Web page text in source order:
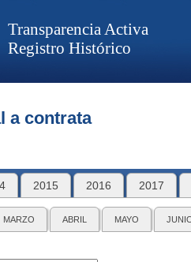
Transparencia Activa
Registro Histórico
a contrata
2015 2016 2017
MARZO ABRIL MAYO